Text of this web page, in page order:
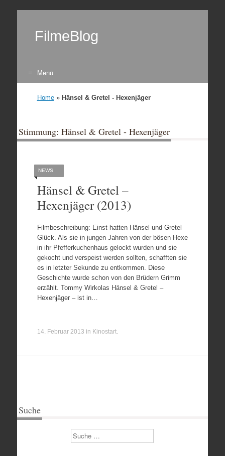
FilmeBlog
Menü
Home» Hänsel & Gretel - Hexenjäger
Stimmung: Hänsel & Gretel - Hexenjäger
NEWS
Hänsel & Gretel –
Hexenjäger (2013)
Filmbeschreibung: Einst hatten Hänsel und Gretel
Glück. Als sie in jungen Jahren von der bösen Hexe
in ihr Pfefferkuchenhaus gelockt wurden und sie
gekocht und verspeist werden sollten, schafften sie
es in letzter Sekunde zu entkommen. Diese
Geschichte wurde schon von den Brüdern Grimm
erzählt. Tommy Wirkolas Hänsel & Gretel –
Hexenjäger – ist in…
14. Februar 2013 in Kinostart.
Suche
Suchen